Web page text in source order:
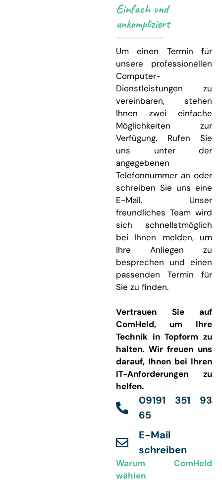
Einfach und
unkompliziert
Um einen Termin für
unsere professionellen
Computer-
Dienstleistungen zu
vereinbaren, stehen
Ihnen zwei einfache
Möglichkeiten zur
Verfügung. Rufen Sie
uns unter der
angegebenen
Telefonnummer an oder
schreiben Sie uns eine
E-Mail. Unser
freundliches Team wird
sich schnellstmöglich
bei Ihnen melden, um
Ihre Anliegen zu
besprechen und einen
passenden Termin für
Sie zu finden.
Vertrauen Sie auf
ComHeld, um Ihre
Technik in Topform zu
halten. Wir freuen uns
darauf, Ihnen bei Ihren
IT-Anforderungen zu
helfen.
09191 351 93
65
E-Mail
schreiben
Warum ComHeld
wählen